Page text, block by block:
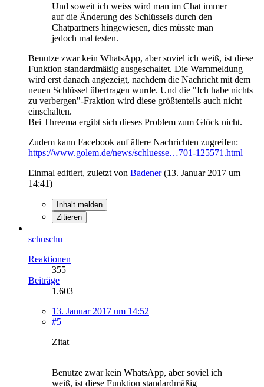
Und soweit ich weiss wird man im Chat immer
auf die Änderung des Schlüssels durch den
Chatpartners hingewiesen, dies müsste man
jedoch mal testen.
Benutze zwar kein WhatsApp, aber soviel ich weiß, ist diese
Funktion standardmäßig ausgeschaltet. Die Warnmeldung
wird erst danach angezeigt, nachdem die Nachricht mit dem
neuen Schlüssel übertragen wurde. Und die "Ich habe nichts
zu verbergen"-Fraktion wird diese größtenteils auch nicht
einschalten.
Bei Threema ergibt sich dieses Problem zum Glück nicht.
Zudem kann Facebook auf ältere Nachrichten zugreifen:
https://www.golem.de/news/schluesse…701-125571.html
Einmal editiert, zuletzt von Badener(13. Januar 2017 um
14:41)
Inhalt melden
Zitieren
schuschu
Reaktionen
355
Beiträge
1.603
13. Januar 2017 um 14:52
#5
Zitat
Benutze zwar kein WhatsApp, aber soviel ich
weiß, ist diese Funktion standardmäßig